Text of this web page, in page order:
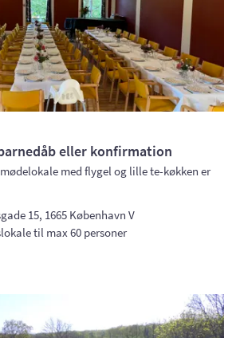
eller konfirmation
med flygel og lille te-køkken er
15, 1665 København V
til max 60 personer